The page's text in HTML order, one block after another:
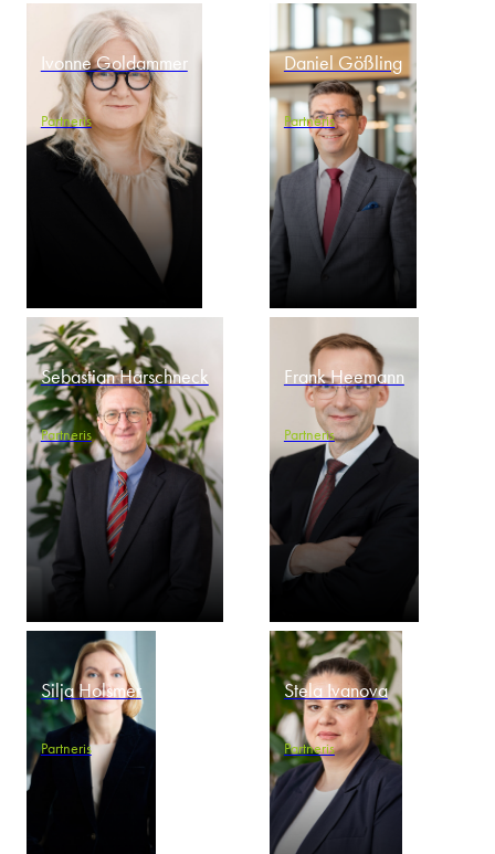
Ivonne Goldammer
Partneris
Daniel Gößling
Partneris
Sebastian Harschneck
Partneris
Frank Heemann
Partneris
Silja Holsmer
Partneris
Stela Ivanova
Partneris